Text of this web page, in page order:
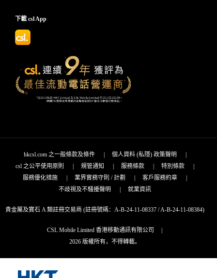
下載 csl App
hkcsl.com 之一般條款及條件| 個人資料 (私隱) 政策聲明
csl 之公平使用原則
規管通知 服務條款 特別條款
服務優化措施
業界實務守則 / 計劃 客戶服務約章
不歧視及不騷擾聲明
就業資訊
貴金屬及寶石 A 類註冊交易商 (註冊號碼：A-B-24-11-08337 / A-B-24-11-08384)
CSL Mobile Limited 香港移動通訊有限公司
2026 版權所有，不得轉載。